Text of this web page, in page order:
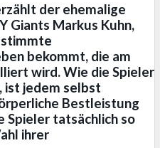
der ehemalige
Giants Markus Kuhn,
bekommt, die am
wird. Wie die Spieler
ist jedem selbst
Bestleistung
Spieler tatsächlich so
ihrer